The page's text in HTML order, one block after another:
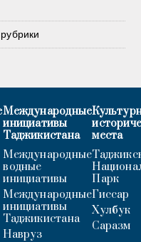
Международные
инициативы
Таджикистана
Международные
водные
инициативы
Международные
инициативы
Таджикистана
Навруз
места
Парк
Гиссар
Хулбук
Саразм